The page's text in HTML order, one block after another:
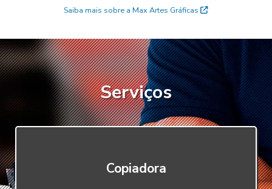
Saiba mais sobre a Max Artes Gráficas
Serviços
Copiadora